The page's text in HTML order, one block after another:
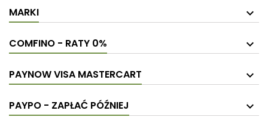
MARKI
COMFINO - RATY 0%
PAYNOW VISA MASTERCART
PAYPO - ZAPŁAĆ PÓŹNIEJ